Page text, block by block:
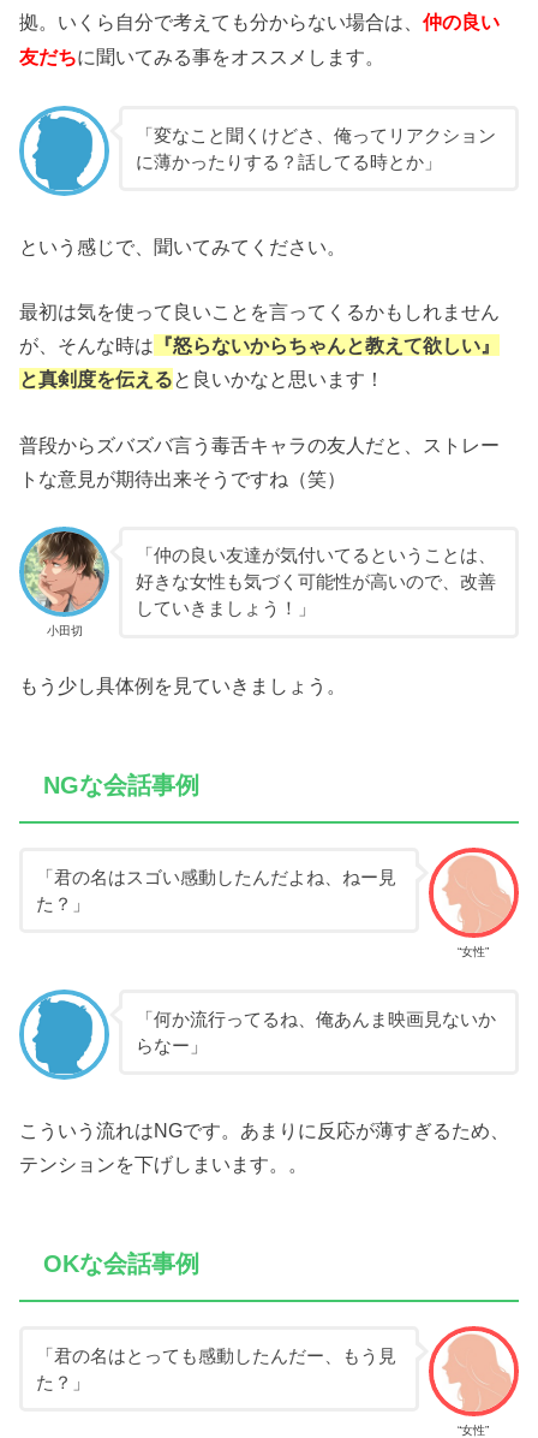
拠。いくら自分で考えても分からない場合は、仲の良い
友だちに聞いてみる事をオススメします。
「変なこと聞くけどさ、俺ってリアクション
に薄かったりする？話してる時とか」
という感じで、聞いてみてください。
最初は気を使って良いことを言ってくるかもしれません
が、そんな時は 『怒らないからちゃんと教えて欲しい』
と真剣度を伝えると良いかなと思います！
普段からズバズバ言う毒舌キャラの友人だと、ストレー
トな意見が期待出来そうですね（笑）
小田切
「仲の良い友達が気付いてるということは、
好きな女性も気づく可能性が高いので、改善
していきましょう！」
もう少し具体例を見ていきましょう。
NGな会話事例
“女性”
「君の名はスゴい感動したんだよね、ねー見
た？」
「何か流行ってるね、俺あんま映画見ないか
らなー」
こういう流れはNGです。あまりに反応が薄すぎるため、
テンションを下げしまいます。。
OKな会話事例
“女性”
「君の名はとっても感動したんだー、もう見
た？」